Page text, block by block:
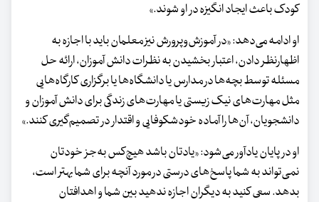
کودک باعث ایجاد انگیزه در او شوند.»
او ادامه می‌دهد: «در آموزش‌وپرورش نیز معلمان باید با اجازه به
اظهارنظر دادن، اعتبار بخشیدن به نظرات دانش آموزان، ارائه حل
مسئله توسط بچه‌ها در مدارس یا دانشگاه‌ها یا برگزاری کارگاه‌هایی
مثل مهارت‌های نیک زیستی یا مهارت‌های زندگی برای دانش آموزان و
دانشجویان، آن‌ها را آماده خودشکوفایی و اقتدار در تصمیم‌گیری کنند.»
او در پایان یادآور می‌شود: «یادتان باشد هیچ‌کس به‌جز خودتان
نمی‌تواند به شما پاسخ‌های درستی در مورد آنچه برای شما بهتر است،
بدهد. سعی کنید به دیگران اجازه ندهید بین شما و اهدافتان